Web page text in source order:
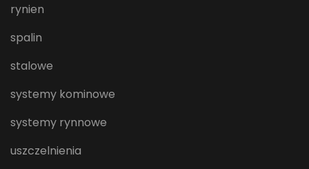
rynien
spalin
stalowe
systemy kominowe
systemy rynnowe
uszczelnienia